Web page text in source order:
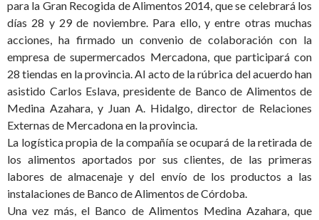
para la Gran Recogida de Alimentos 2014, que se celebrará los
días 28 y 29 de noviembre. Para ello, y entre otras muchas
acciones, ha firmado un convenio de colaboración con la
empresa de supermercados Mercadona, que participará con
28 tiendas en la provincia. Al acto de la rúbrica del acuerdo han
asistido Carlos Eslava, presidente de Banco de Alimentos de
Medina Azahara, y Juan A. Hidalgo, director de Relaciones
Externas de Mercadona en la provincia.
La logística propia de la compañía se ocupará de la retirada de
los alimentos aportados por sus clientes, de las primeras
labores de almacenaje y del envío de los productos a las
instalaciones de Banco de Alimentos de Córdoba.
Una vez más, el Banco de Alimentos Medina Azahara, que